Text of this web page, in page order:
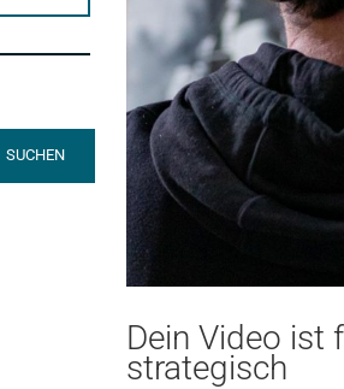
Dein Video ist
strategisch
SUCHEN